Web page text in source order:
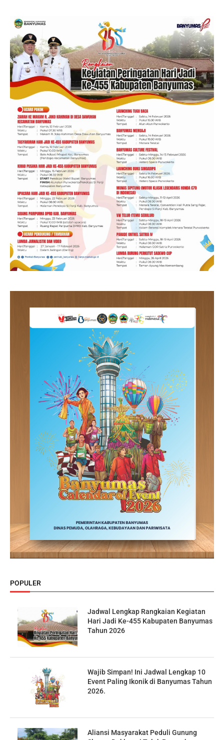
POPULER
Jadwal Lengkap Rangkaian Kegiatan
Hari Jadi Ke-455 Kabupaten Banyumas
Tahun 2026
Wajib Simpan! Ini Jadwal Lengkap 10
Event Paling Ikonik di Banyumas Tahun
2026.
Aliansi Masyarakat Peduli Gunung